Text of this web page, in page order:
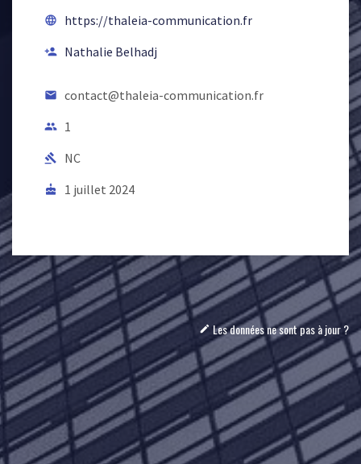
language https://thaleia-communication.fr
person_add Nathalie Belhadj
email contact@thaleia-communication.fr
people 1
gavel NC
cake 1 juillet 2024
mode_edit Les données ne sont pas à jour ?